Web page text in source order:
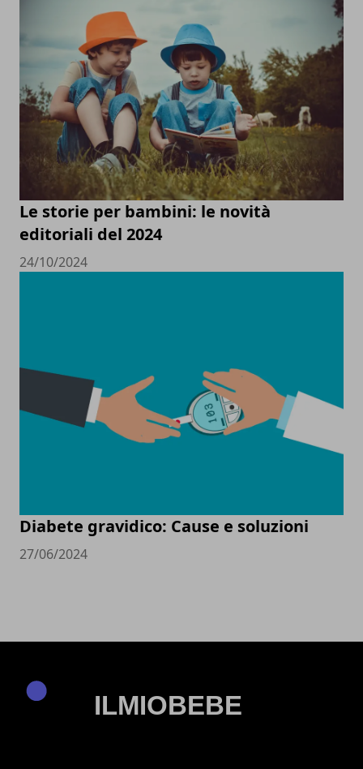
Le storie per bambini: le novità
editoriali del 2024
24/10/2024
Diabete gravidico: Cause e soluzioni
27/06/2024